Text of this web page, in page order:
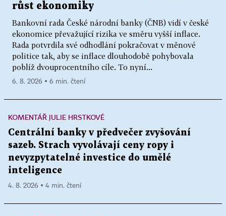
růst ekonomiky
Bankovní rada České národní banky (ČNB) vidí v české
ekonomice převažující rizika ve směru vyšší inflace.
Rada potvrdila své odhodlání pokračovat v měnové
politice tak, aby se inflace dlouhodobě pohybovala
poblíž dvouprocentního cíle. To nyní...
6. 8. 2026 ▪ 6 min. čtení
KOMENTÁŘ JULIE HRSTKOVÉ
Centrální banky v předvečer zvyšování
sazeb. Strach vyvolávají ceny ropy i
nevyzpytatelné investice do umělé
inteligence
4. 8. 2026 ▪ 4 min. čtení